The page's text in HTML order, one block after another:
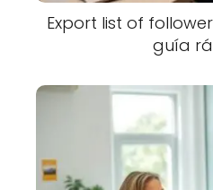
Export list of
guía